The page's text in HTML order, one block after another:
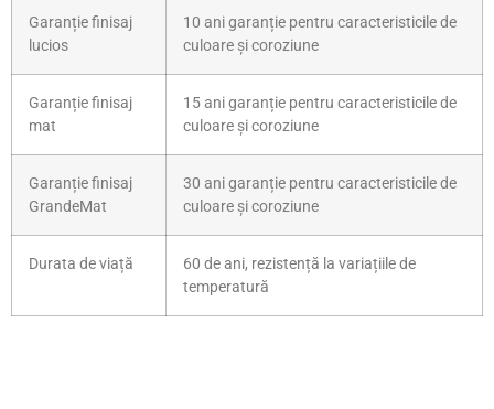
Garanție finisaj
lucios
10 ani garanție pentru caracteristicile de
culoare și coroziune
Garanție finisaj
mat
15 ani garanție pentru caracteristicile de
culoare și coroziune
Garanție finisaj
GrandeMat
30 ani garanție pentru caracteristicile de
culoare și coroziune
Durata de viață
60 de ani, rezistență la variațiile de
temperatură